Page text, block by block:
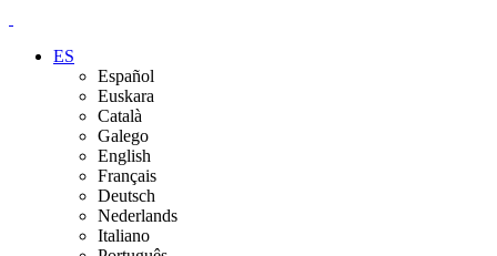
ES
Español
Euskara
Català
Galego
English
Français
Deutsch
Nederlands
Italiano